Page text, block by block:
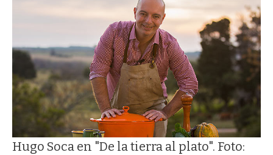
Hugo Soca en "De la tierra al plato". Foto: